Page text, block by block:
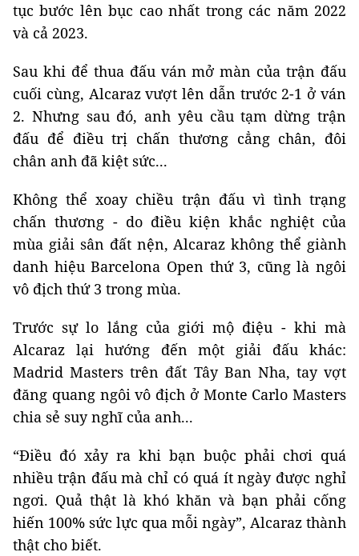
tục bước lên bục cao nhất trong các năm 2022
và cả 2023.
Sau khi để thua đấu ván mở màn của trận đấu
cuối cùng, Alcaraz vượt lên dẫn trước 2-1 ở ván
2. Nhưng sau đó, anh yêu cầu tạm dừng trận
đấu để điều trị chấn thương cẳng chân, đôi
chân anh đã kiệt sức...
Không thể xoay chiều trận đấu vì tình trạng
chấn thương - do điều kiện khắc nghiệt của
mùa giải sân đất nện, Alcaraz không thể giành
danh hiệu Barcelona Open thứ 3, cũng là ngôi
vô địch thứ 3 trong mùa.
Trước sự lo lắng của giới mộ điệu - khi mà
Alcaraz lại hướng đến một giải đấu khác:
Madrid Masters trên đất Tây Ban Nha, tay vợt
đăng quang ngôi vô địch ở Monte Carlo Masters
chia sẻ suy nghĩ của anh...
“Điều đó xảy ra khi bạn buộc phải chơi quá
nhiều trận đấu mà chỉ có quá ít ngày được nghỉ
ngơi. Quả thật là khó khăn và bạn phải cống
hiến 100% sức lực qua mỗi ngày”, Alcaraz thành
thật cho biết.